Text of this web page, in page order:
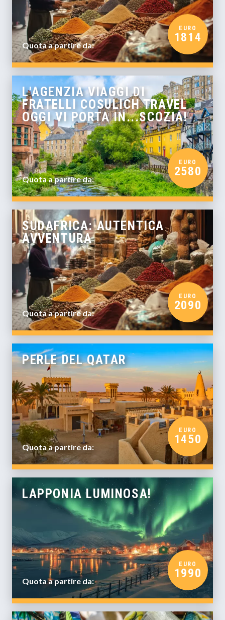
Quota a partire da:
EURO
1814
L'AGENZIA VIAGGI DI
FRATELLI COSULICH TRAVEL
OGGI VI PORTA IN...SCOZIA!
Quota a partire da:
EURO
2580
SUDAFRICA: AUTENTICA
AVVENTURA
Quota a partire da:
EURO
2090
PERLE DEL QATAR
Quota a partire da:
EURO
1450
LAPPONIA LUMINOSA!
Quota a partire da:
EURO
1990